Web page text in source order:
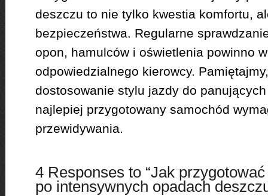
deszczu to nie tylko kwestia komfortu,
bezpieczeństwa. Regularne
opon, hamulców i oświetlenia powinno
odpowiedzialnego kierowcy.
dostosowanie stylu jazdy do
najlepiej przygotowany samochód
przewidywania.
4 Responses to “Jak
po intensywnych opadach